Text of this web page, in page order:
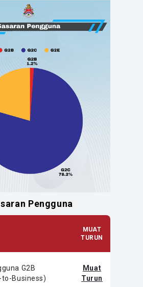
Pengguna
MUAT
TURUN
G2B
Business)
Muat
Turun